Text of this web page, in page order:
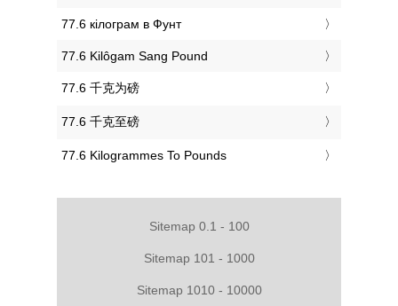
‎77.6 кілограм в Фунт
‎77.6 Kilôgam Sang Pound
‎77.6 千克为磅
‎77.6 千克至磅
‎77.6 Kilogrammes To Pounds
Sitemap 0.1 - 100
Sitemap 101 - 1000
Sitemap 1010 - 10000